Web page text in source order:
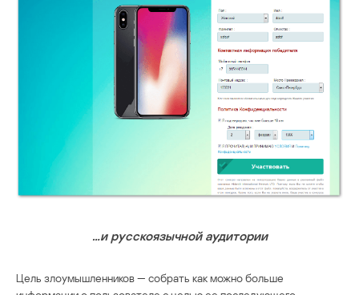
…и русскоязычной аудитории
Цель злоумышленников — собрать как можно больше